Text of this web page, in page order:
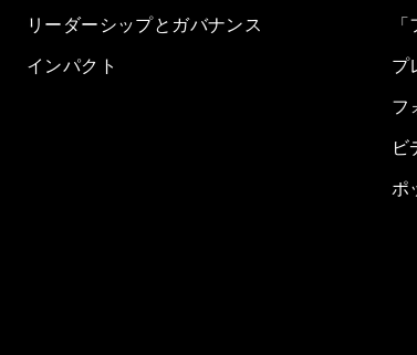
リーダーシップとガバナンス
インパクト
プ
フ
ビ
ポ